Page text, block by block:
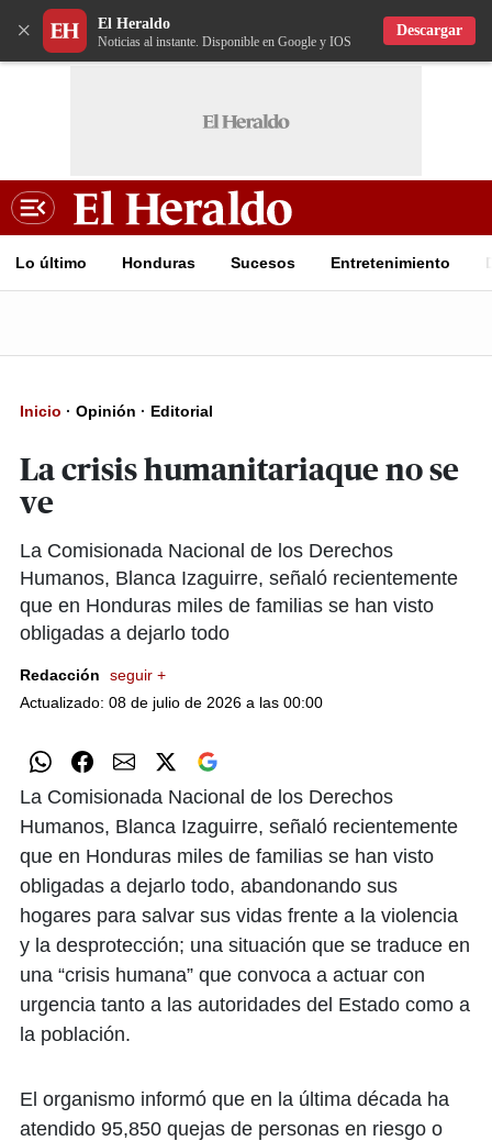
× El Heraldo
Noticias al instante. Disponible en Google y IOS
Descargar
Lo último Honduras Sucesos Entretenimiento
Inicio · Opinión · Editorial
La crisis humanitariaque no se
ve
La Comisionada Nacional de los Derechos
Humanos, Blanca Izaguirre, señaló recientemente
que en Honduras miles de familias se han visto
obligadas a dejarlo todo
Redacción
seguir +
Actualizado: 08 de julio de 2026 a las 00:00
La Comisionada Nacional de los Derechos
Humanos, Blanca Izaguirre, señaló recientemente
que en Honduras miles de familias se han visto
obligadas a dejarlo todo, abandonando sus
hogares para salvar sus vidas frente a la violencia
y la desprotección; una situación que se traduce en
una “crisis humana” que convoca a actuar con
urgencia tanto a las autoridades del Estado como a
la población.
El organismo informó que en la última década ha
atendido 95,850 quejas de personas en riesgo o